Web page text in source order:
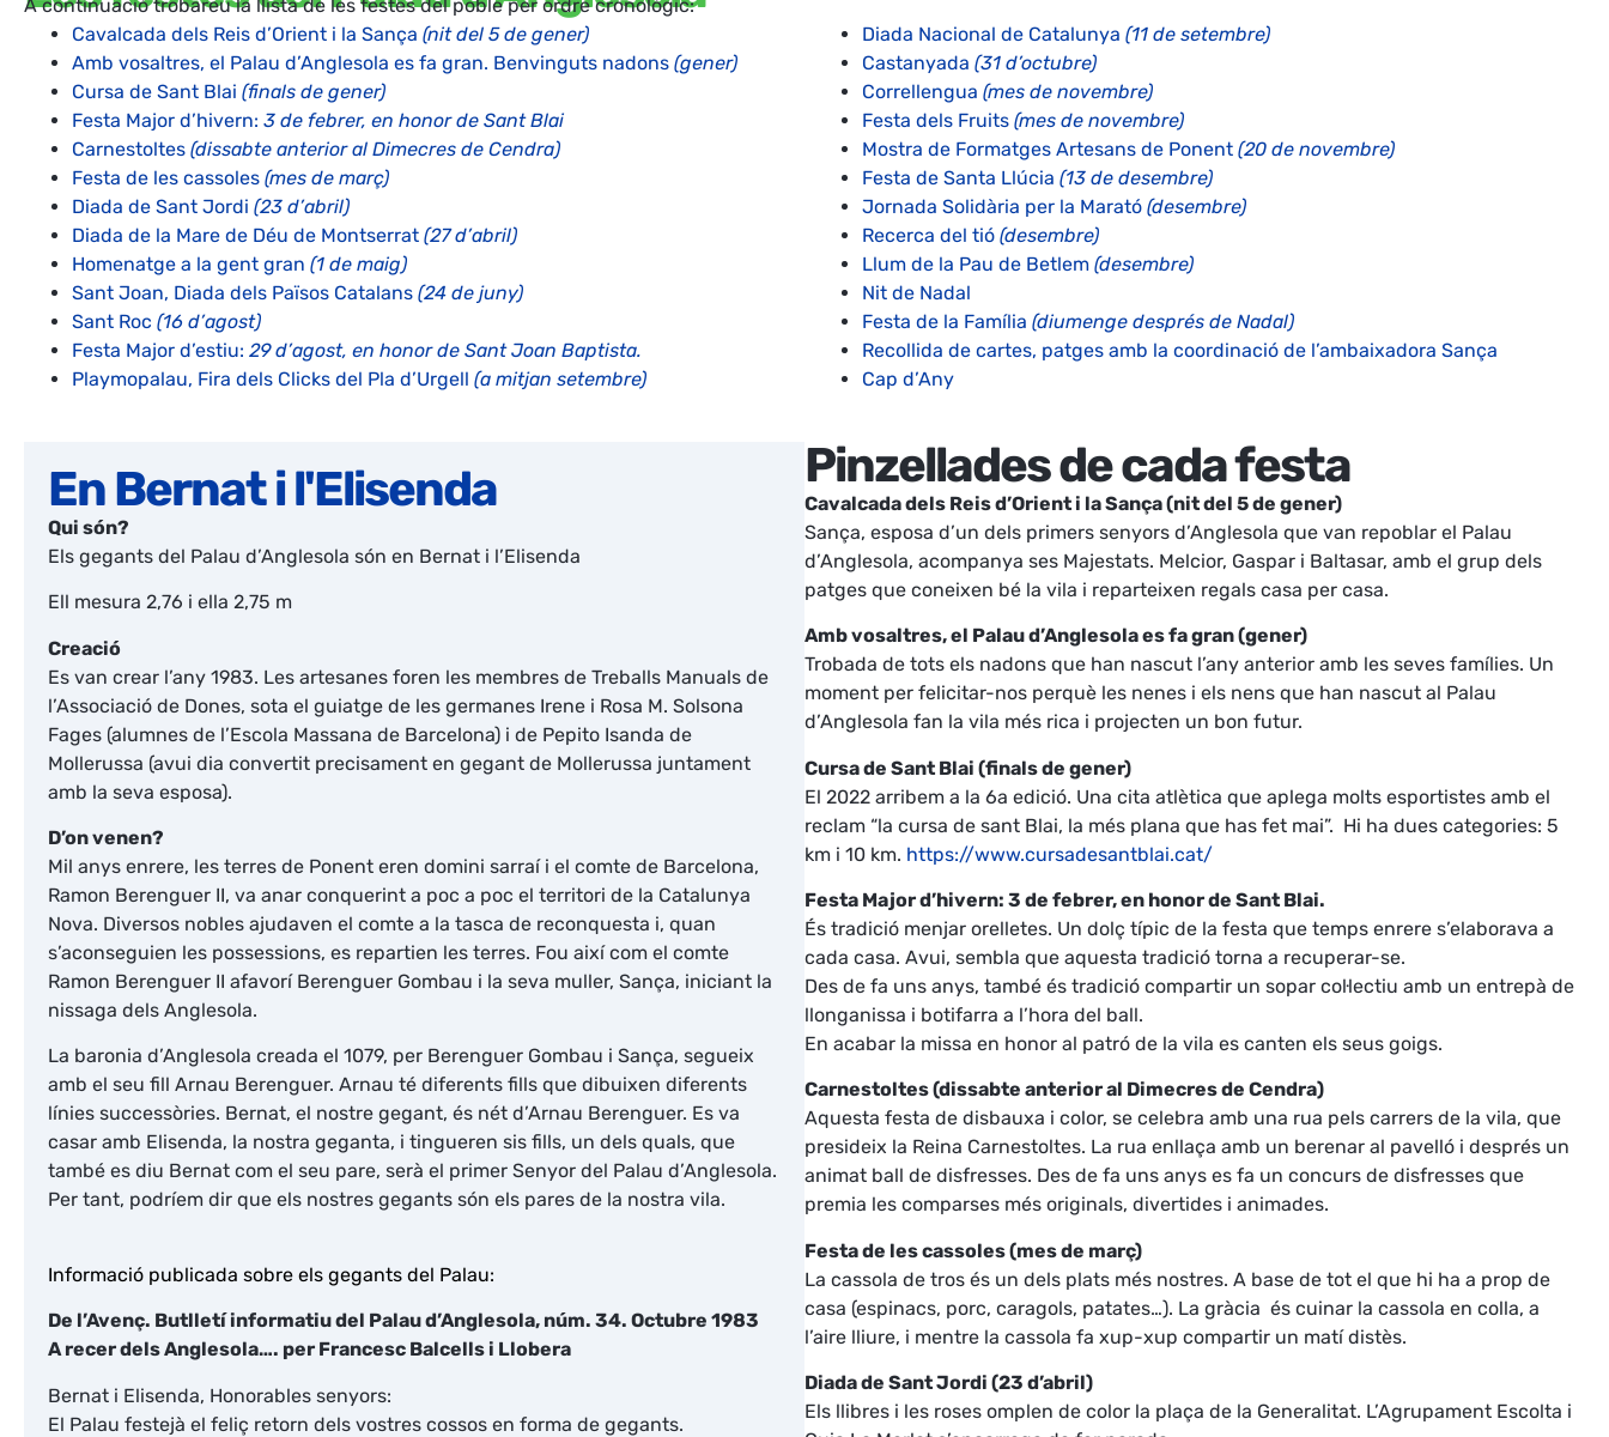
A continuació trobareu la llista de les festes del poble per ordre cronològic:
Cavalcada dels Reis d’Orient i la Sança (nit del 5 de gener)
Amb vosaltres, el Palau d’Anglesola es fa gran. Benvinguts nadons (gener)
Cursa de Sant Blai (finals de gener)
Festa Major d’hivern: 3 de febrer, en honor de Sant Blai
Carnestoltes (dissabte anterior al Dimecres de Cendra)
Festa de les cassoles (mes de març)
Diada de Sant Jordi (23 d’abril)
Diada de la Mare de Déu de Montserrat (27 d’abril)
Homenatge a la gent gran (1 de maig)
Sant Joan, Diada dels Països Catalans (24 de juny)
Sant Roc (16 d’agost)
Festa Major d’estiu: 29 d’agost, en honor de Sant Joan Baptista.
Playmopalau, Fira dels Clicks del Pla d’Urgell (a mitjan setembre)
Diada Nacional de Catalunya (11 de setembre)
Castanyada (31 d’octubre)
Correllengua (mes de novembre)
Festa dels Fruits (mes de novembre)
Mostra de Formatges Artesans de Ponent (20 de novembre)
Festa de Santa Llúcia (13 de desembre)
Jornada Solidària per la Marató (desembre)
Recerca del tió (desembre)
Llum de la Pau de Betlem (desembre)
Nit de Nadal
Festa de la Família (diumenge després de Nadal)
Recollida de cartes, patges amb la coordinació de l’ambaixadora Sança
Cap d’Any
En Bernat i l'Elisenda
Qui són?
Els gegants del Palau d’Anglesola són en Bernat i l’Elisenda
Ell mesura 2,76 i ella 2,75 m
Creació
Es van crear l’any 1983. Les artesanes foren les membres de Treballs Manuals de
l’Associació de Dones, sota el guiatge de les germanes Irene i Rosa M. Solsona
Fages (alumnes de l’Escola Massana de Barcelona) i de Pepito Isanda de
Mollerussa (avui dia convertit precisament en gegant de Mollerussa juntament
amb la seva esposa).
D’on venen?
Mil anys enrere, les terres de Ponent eren domini sarraí i el comte de Barcelona,
Ramon Berenguer II, va anar conquerint a poc a poc el territori de la Catalunya
Nova. Diversos nobles ajudaven el comte a la tasca de reconquesta i, quan
s’aconseguien les possessions, es repartien les terres. Fou així com el comte
Ramon Berenguer II afavorí Berenguer Gombau i la seva muller, Sança, iniciant la
nissaga dels Anglesola.
La baronia d’Anglesola creada el 1079, per Berenguer Gombau i Sança, segueix
amb el seu fill Arnau Berenguer. Arnau té diferents fills que dibuixen diferents
línies successòries. Bernat, el nostre gegant, és nét d’Arnau Berenguer. Es va
casar amb Elisenda, la nostra geganta, i tingueren sis fills, un dels quals, que
també es diu Bernat com el seu pare, serà el primer Senyor del Palau d’Anglesola.
Per tant, podríem dir que els nostres gegants són els pares de la nostra vila.
Informació publicada sobre els gegants del Palau:
De l’Avenç. Butlletí informatiu del Palau d’Anglesola, núm. 34. Octubre 1983
A recer dels Anglesola…. per Francesc Balcells i Llobera
Bernat i Elisenda, Honorables senyors:
El Palau festejà el feliç retorn dels vostres cossos en forma de gegants.
Pinzellades de cada festa
Cavalcada dels Reis d’Orient i la Sança (nit del 5 de gener)
Sança, esposa d’un dels primers senyors d’Anglesola que van repoblar el Palau
d’Anglesola, acompanya ses Majestats. Melcior, Gaspar i Baltasar, amb el grup dels
patges que coneixen bé la vila i reparteixen regals casa per casa.
Amb vosaltres, el Palau d’Anglesola es fa gran (gener)
Trobada de tots els nadons que han nascut l’any anterior amb les seves famílies. Un
moment per felicitar-nos perquè les nenes i els nens que han nascut al Palau
d’Anglesola fan la vila més rica i projecten un bon futur.
Cursa de Sant Blai (finals de gener)
El 2022 arribem a la 6a edició. Una cita atlètica que aplega molts esportistes amb el
reclam “la cursa de sant Blai, la més plana que has fet mai”. Hi ha dues categories: 5
km i 10 km. https://www.cursadesantblai.cat/
Festa Major d’hivern: 3 de febrer, en honor de Sant Blai.
És tradició menjar orelletes. Un dolç típic de la festa que temps enrere s’elaborava a
cada casa. Avui, sembla que aquesta tradició torna a recuperar-se.
Des de fa uns anys, també és tradició compartir un sopar col·lectiu amb un entrepà de
llonganissa i botifarra a l’hora del ball.
En acabar la missa en honor al patró de la vila es canten els seus goigs.
Carnestoltes (dissabte anterior al Dimecres de Cendra)
Aquesta festa de disbauxa i color, se celebra amb una rua pels carrers de la vila, que
presideix la Reina Carnestoltes. La rua enllaça amb un berenar al pavelló i després un
animat ball de disfresses. Des de fa uns anys es fa un concurs de disfresses que
premia les comparses més originals, divertides i animades.
Festa de les cassoles (mes de març)
La cassola de tros és un dels plats més nostres. A base de tot el que hi ha a prop de
casa (espinacs, porc, caragols, patates…). La gràcia és cuinar la cassola en colla, a
l’aire lliure, i mentre la cassola fa xup-xup compartir un matí distès.
Diada de Sant Jordi (23 d’abril)
Els llibres i les roses omplen de color la plaça de la Generalitat. L’Agrupament Escolta i